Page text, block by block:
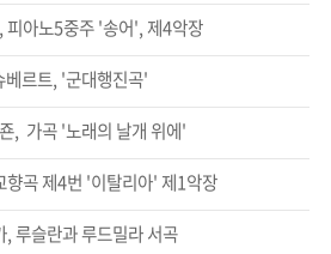
피아노5중주 '송어', 제4악장
베르트, '군대행진곡'
, 가곡 '노래의 날개 위에'
향곡 제4번 '이탈리아' 제1악장
, 루슬란과 루드밀라 서곡